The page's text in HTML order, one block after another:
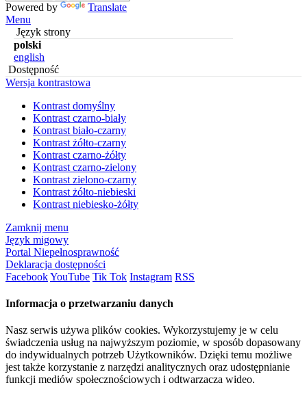
Powered by
Translate
Menu
Język strony
polski
english
Dostępność
Wersja kontrastowa
Kontrast domyślny
Kontrast czarno-biały
Kontrast biało-czarny
Kontrast żółto-czarny
Kontrast czarno-żółty
Kontrast czarno-zielony
Kontrast zielono-czarny
Kontrast żółto-niebieski
Kontrast niebiesko-żółty
Zamknij menu
Język migowy
Portal Niepełnosprawność
Deklaracja dostępności
FacebookYouTube Tik Tok Instagram RSS
Informacja o przetwarzaniu danych
Nasz serwis używa plików cookies. Wykorzystujemy je w celu
świadczenia usług na najwyższym poziomie, w sposób dopasowany
do indywidualnych potrzeb Użytkowników. Dzięki temu możliwe
jest także korzystanie z narzędzi analitycznych oraz udostępnianie
funkcji mediów społecznościowych i odtwarzacza wideo.